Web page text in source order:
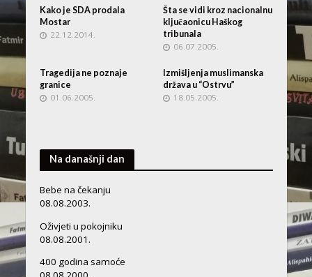
Kako je SDA prodala
Mostar
22.12.2014.
Šta se vidi kroz nacionalnu
ključaonicu Haškog
tribunala
06.07.2005.
Tragedija ne poznaje
granice
01.06.2005.
Izmišljenja muslimanska
država u “Ostrvu”
18.05.2005.
Na današnji dan
Bebe na čekanju
08.08.2003.
Oživjeti u pokojniku
08.08.2001.
400 godina samoće